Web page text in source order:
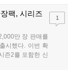
팩, 시리즈
만 장 판매를
시했다. 이번 확
즌2를 포함한 신
을 완결 짓는다.
1